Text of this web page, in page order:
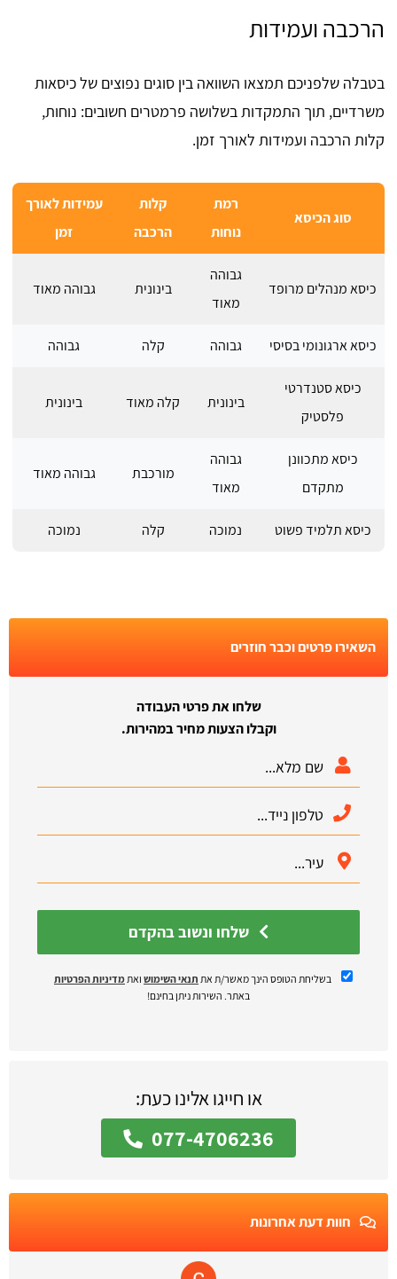
הרכבה ועמידות
בטבלה שלפניכם תמצאו השוואה בין סוגים נפוצים של כיסאות
משרדיים, תוך התמקדות בשלושה פרמטרים חשובים: נוחות,
קלות הרכבה ועמידות לאורך זמן.
סוג הכיסא
רמת
נוחות
קלות
הרכבה
עמידות לאורך
זמן
כיסא מנהלים מרופד
גבוהה
מאוד
בינונית גבוהה מאוד
כיסא ארגונומי בסיסי גבוהה קלה גבוהה
כיסא סטנדרטי
פלסטיק
בינונית קלה מאוד בינונית
כיסא מתכוונן
מתקדם
גבוהה
מאוד
מורכבת גבוהה מאוד
כיסא תלמיד פשוט נמוכה קלה נמוכה
השאירו פרטים וכבר חוזרים
שלחו את פרטי העבודה
וקבלו הצעות מחיר במהירות.
בשליחת הטופס הינך מאשר/ת את תנאי השימוש ואת מדיניות הפרטיות
באתר. השירות ניתן בחינם!
או חייגו אלינו כעת:
077-4706236
חוות דעת אחרונות